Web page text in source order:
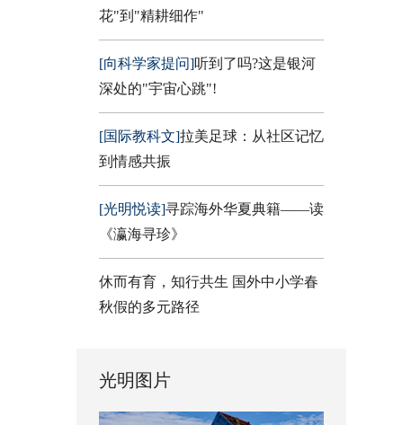
花"到"精耕细作"
[向科学家提问]听到了吗?这是银河
深处的"宇宙心跳"!
[国际教科文]拉美足球：从社区记忆
到情感共振
[光明悦读]寻踪海外华夏典籍——读
《瀛海寻珍》
休而有育，知行共生 国外中小学春
秋假的多元路径
光明图片